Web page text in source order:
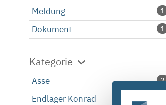
Meldung 1
Dokument 1
Kategorie
Asse 2
Endlager Konrad